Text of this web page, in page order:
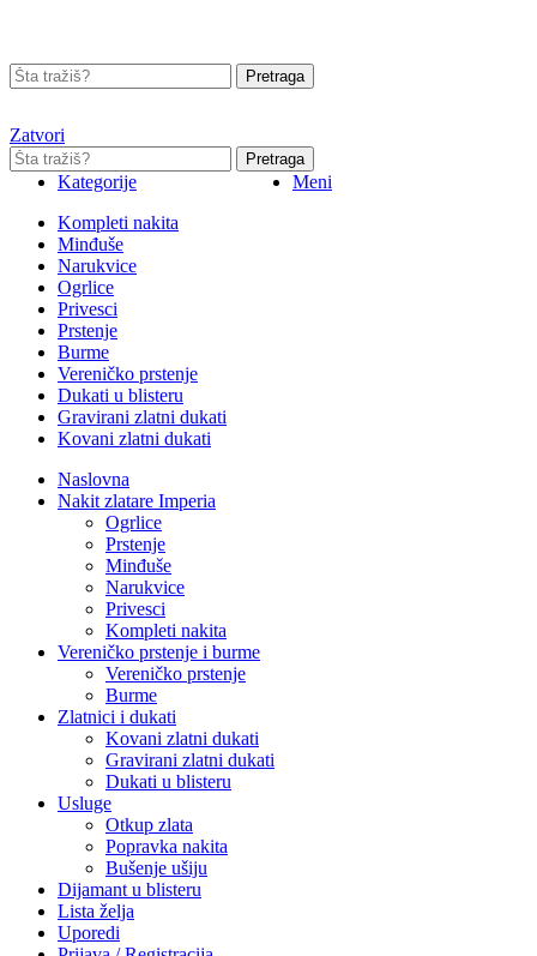
Pretraga
Zatvori
Pretraga
Meni
Kategorije
Kompleti nakita
Minđuše
Narukvice
Ogrlice
Privesci
Prstenje
Burme
Vereničko prstenje
Dukati u blisteru
Gravirani zlatni dukati
Kovani zlatni dukati
Naslovna
Nakit zlatare Imperia
Ogrlice
Prstenje
Minđuše
Narukvice
Privesci
Kompleti nakita
Vereničko prstenje i burme
Vereničko prstenje
Burme
Zlatnici i dukati
Kovani zlatni dukati
Gravirani zlatni dukati
Dukati u blisteru
Usluge
Otkup zlata
Popravka nakita
Bušenje ušiju
Dijamant u blisteru
Lista želja
Uporedi